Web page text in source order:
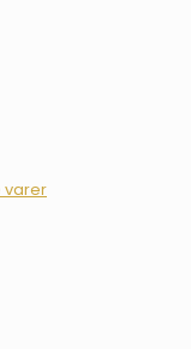
varer